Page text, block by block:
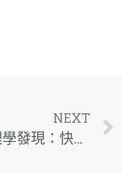
NEXT
正向心理學發現：快樂且成功的生活分成３種層次，但多數人只知道第１層